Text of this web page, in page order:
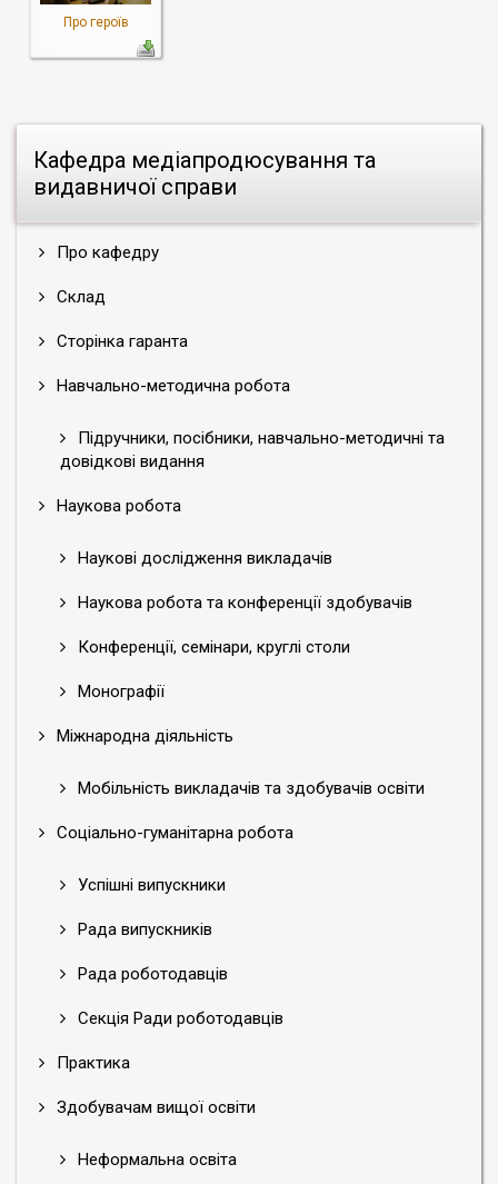
Кафедра медіапродюсування та
видавничої справи
Про кафедру
Склад
Сторінка гаранта
Навчально-методична робота
Підручники, посібники, навчально-методичні та
довідкові видання
Наукова робота
Наукові дослідження викладачів
Наукова робота та конференції здобувачів
Конференції, семінари, круглі столи
Монографії
Міжнародна діяльність
Мобільність викладачів та здобувачів освіти
Соціально-гуманітарна робота
Успішні випускники
Рада випускників
Рада роботодавців
Секція Ради роботодавців
Практика
Здобувачам вищої освіти
Неформальна освіта
Про героїв